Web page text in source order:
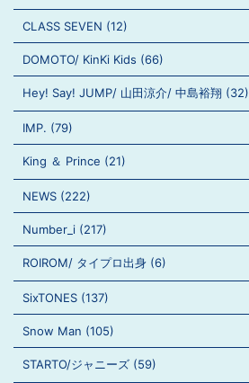
CLASS SEVEN (12)
DOMOTO/ KinKi Kids (66)
Hey! Say! JUMP/ 山田涼介/ 中島裕翔 (32)
IMP. (79)
King ＆ Prince (21)
NEWS (222)
Number_i (217)
ROIROM/ タイプロ出身 (6)
SixTONES (137)
Snow Man (105)
STARTO/ジャニーズ (59)